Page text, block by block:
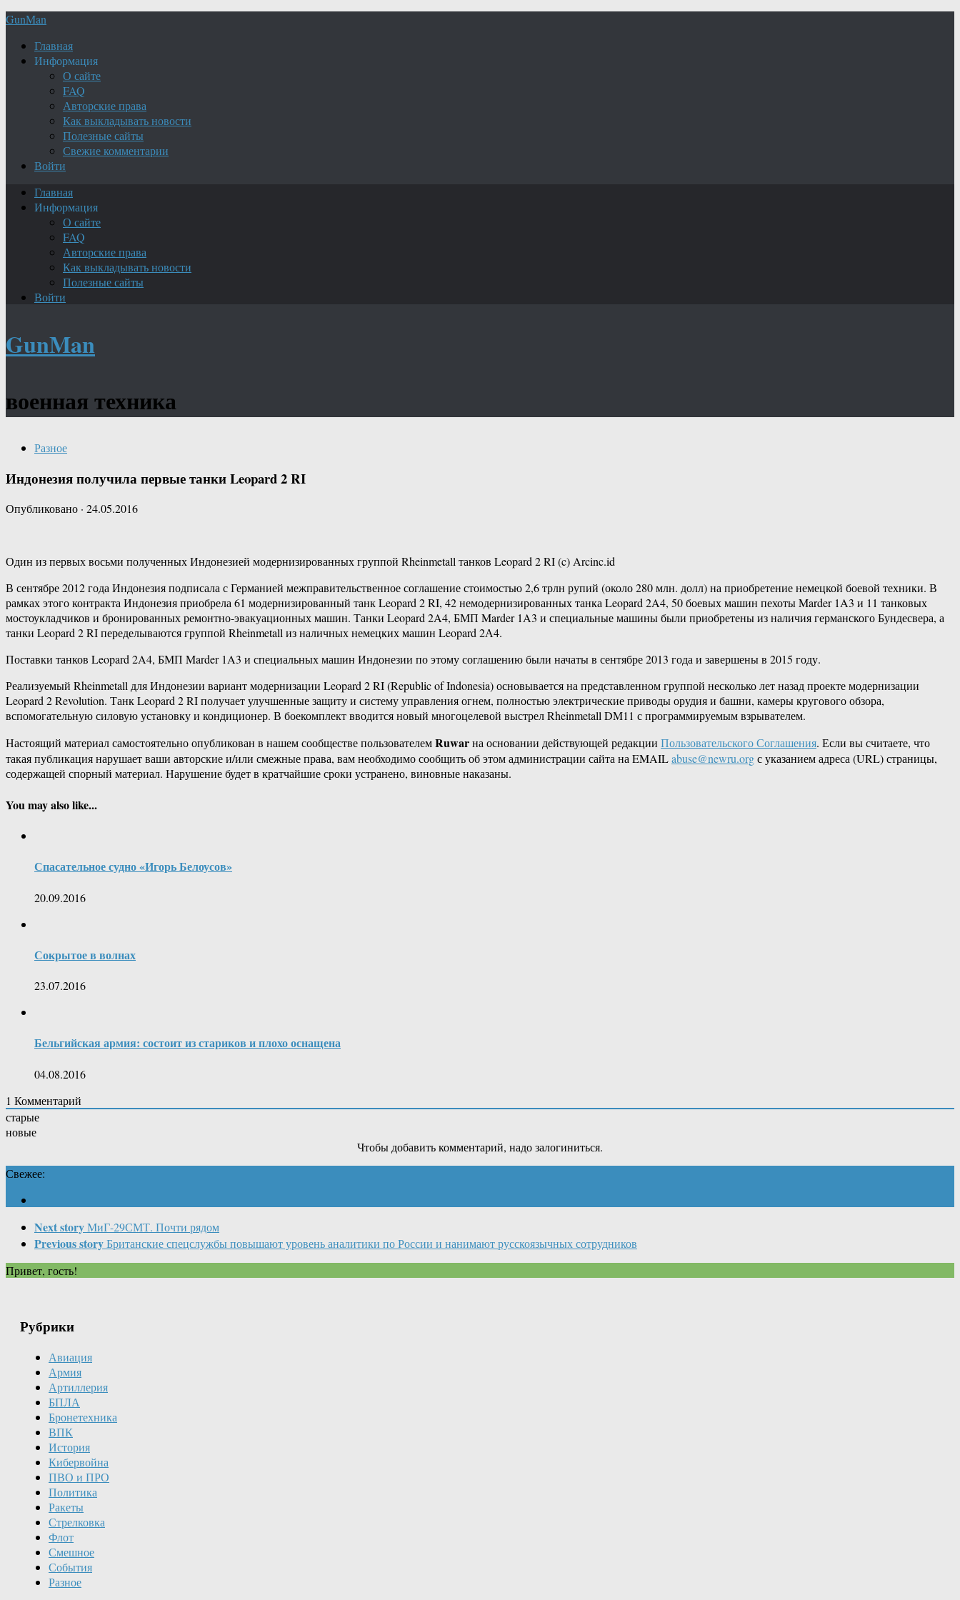
GunMan
Главная
Информация
О сайте
FAQ
Авторские права
Как выкладывать новости
Полезные сайты
Свежие комментарии
Войти
Главная
Информация
О сайте
FAQ
Авторские права
Как выкладывать новости
Полезные сайты
Войти
GunMan
военная техника
Разное
Индонезия получила первые танки Leopard 2 RI
Опубликовано · 24.05.2016
Один из первых восьми полученных Индонезией модернизированных группой Rheinmetall танков Leopard 2 RI (c) Arcinc.id
В сентябре 2012 года Индонезия подписала с Германией межправительственное соглашение стоимостью 2,6 трлн рупий (около 280 млн. долл) на приобретение немецкой боевой техники. В
рамках этого контракта Индонезия приобрела 61 модернизированный танк Leopard 2 RI, 42 немодернизированных танка Leopard 2A4, 50 боевых машин пехоты Marder 1A3 и 11 танковых
мостоукладчиков и бронированных ремонтно-эвакуационных машин. Танки Leopard 2A4, БМП Marder 1A3 и специальные машины были приобретены из наличия германского Бундесвера, а
танки Leopard 2 RI переделываются группой Rheinmetall из наличных немецких машин Leopard 2А4.
Поставки танков Leopard 2A4, БМП Marder 1A3 и специальных машин Индонезии по этому соглашению были начаты в сентябре 2013 года и завершены в 2015 году.
Реализуемый Rheinmetall для Индонезии вариант модернизации Leopard 2 RI (Republic of Indonesia) основывается на представленном группой несколько лет назад проекте модернизации
Leopard 2 Revolution. Танк Leopard 2 RI получает улучшенные защиту и систему управления огнем, полностью электрические приводы орудия и башни, камеры кругового обзора,
вспомогательную силовую установку и кондиционер. В боекомплект вводится новый многоцелевой выстрел Rheinmetall DM11 с программируемым взрывателем.
Настоящий материал самостоятельно опубликован в нашем сообществе пользователемRuwarна основании действующей редакции Пользовательского Соглашения. Если вы считаете, что
такая публикация нарушает ваши авторские и/или смежные права, вам необходимо сообщить об этом администрации сайта на EMAILabuse@newru.orgс указанием адреса (URL) страницы,
содержащей спорный материал. Нарушение будет в кратчайшие сроки устранено, виновные наказаны.
You may also like...
Спасательное судно «Игорь Белоусов»
20.09.2016
Сокрытое в волнах
23.07.2016
Бельгийская армия: состоит из стариков и плохо оснащена
04.08.2016
1 Комментарий
старые
новые
Чтобы добавить комментарий, надо залогиниться.
Свежее:
Next storyМиГ-29СМТ. Почти рядом
Previous storyБританские спецслужбы повышают уровень аналитики по России и нанимают русскоязычных сотрудников
Привет, гость!
Рубрики
Авиация
Армия
Артиллерия
БПЛА
Бронетехника
ВПК
История
Кибервойна
ПВО и ПРО
Политика
Ракеты
Стрелковка
Флот
Смешное
События
Разное